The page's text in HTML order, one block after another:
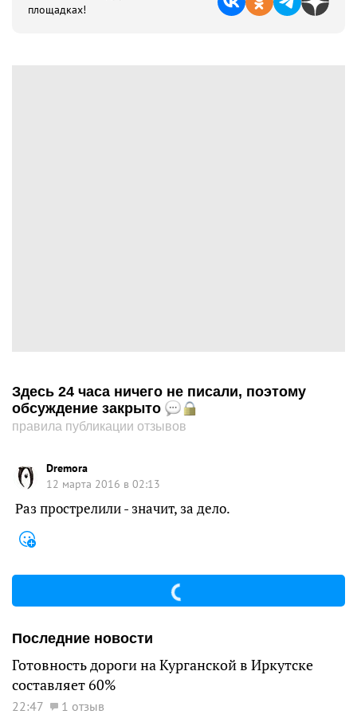
площадках!
Здесь 24 часа ничего не писали, поэтому
обсуждение закрыто
правила публикации отзывов
Dremora
12 марта 2016 в 02:13
Раз прострелили - значит, за дело.
Последние новости
Готовность дороги на Курганской в Иркутске
составляет 60%
22:47 1 отзыв